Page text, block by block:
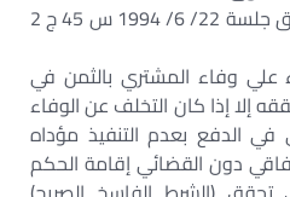
( الطعن رقم 2311 لسنة 59 ق جلسة 22/ 6/ 1994 س 45 ج 2
علي وفاء المشتري بالثمن في
إلا إذا كان التخلف عن الوفاء
الدفع بعدم التنفيذ مؤداه
دون القضائي إقامة الحكم